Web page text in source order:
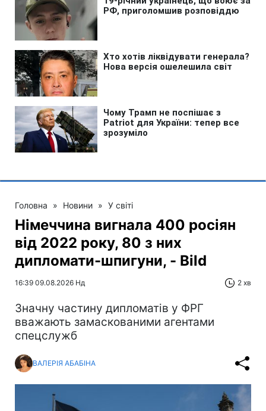
Головна » Новини » У світі
Німеччина вигнала 400 росіян
від 2022 року, 80 з них
дипломати-шпигуни, - Bild
16:39 09.08.2026 Нд 2 хв
Значну частину дипломатів у ФРГ
вважають замаскованими агентами
спецслужб
ВАЛЕРІЯ АБАБІНА